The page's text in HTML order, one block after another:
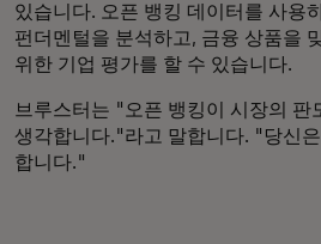
있습니다. 오픈 뱅킹 데이터를 사용
펀더멘털을 분석하고, 금융 상품을
위한 기업 평가를 할 수 있습니다.
브루스터는 "오픈 뱅킹이 시장의 판
생각합니다."라고 말합니다. "당신
합니다."